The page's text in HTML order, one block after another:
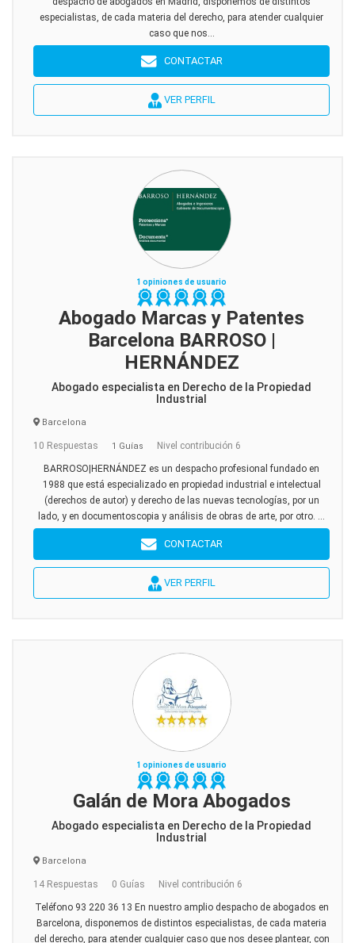
especialistas, de cada materia del derecho, para atender cualquier
caso que nos...
CONTACTAR
VER PERFIL
1 opiniones de usuario
Abogado Marcas y Patentes
Barcelona BARROSO |
HERNÁNDEZ
Abogado especialista en Derecho de la Propiedad
Industrial
Barcelona
10 Respuestas 1 Guías Nivel contribución 6
BARROSO|HERNÁNDEZ es un despacho profesional fundado en
1988 que está especializado en propiedad industrial e intelectual
(derechos de autor) y derecho de las nuevas tecnologías, por un
lado, y en documentoscopia y análisis de obras de arte, por otro. ...
CONTACTAR
VER PERFIL
1 opiniones de usuario
Galán de Mora Abogados
Abogado especialista en Derecho de la Propiedad
Industrial
Barcelona
14 Respuestas 0 Guías Nivel contribución 6
Teléfono 93 220 36 13 En nuestro amplio despacho de abogados en
Barcelona, disponemos de distintos especialistas, de cada materia
del derecho, para atender cualquier caso que nos desee plantear, con